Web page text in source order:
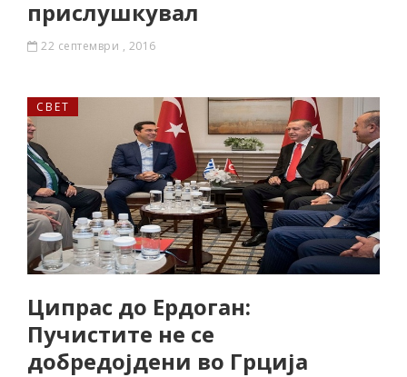
прислушкувал
22 септември , 2016
СВЕТ
Ципрас до Ердоган:
Пучистите не се
добредојдени во Грција